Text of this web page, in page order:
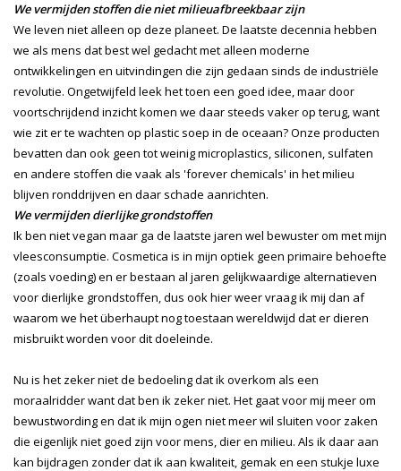
We vermijden stoffen die niet milieuafbreekbaar zijn
We leven niet alleen op deze planeet. De laatste decennia hebben
we als mens dat best wel gedacht met alleen moderne
ontwikkelingen en uitvindingen die zijn gedaan sinds de industriële
revolutie. Ongetwijfeld leek het toen een goed idee, maar door
voortschrijdend inzicht komen we daar steeds vaker op terug, want
wie zit er te wachten op plastic soep in de oceaan? Onze producten
bevatten dan ook geen tot weinig microplastics, siliconen, sulfaten
en andere stoffen die vaak als 'forever chemicals' in het milieu
blijven ronddrijven en daar schade aanrichten.
We vermijden dierlijke grondstoffen
Ik ben niet vegan maar ga de laatste jaren wel bewuster om met mijn
vleesconsumptie. Cosmetica is in mijn optiek geen primaire behoefte
(zoals voeding) en er bestaan al jaren gelijkwaardige alternatieven
voor dierlijke grondstoffen, dus ook hier weer vraag ik mij dan af
waarom we het überhaupt nog toestaan wereldwijd dat er dieren
misbruikt worden voor dit doeleinde.
Nu is het zeker niet de bedoeling dat ik overkom als een
moraalridder want dat ben ik zeker niet. Het gaat voor mij meer om
bewustwording en dat ik mijn ogen niet meer wil sluiten voor zaken
die eigenlijk niet goed zijn voor mens, dier en milieu. Als ik daar aan
kan bijdragen zonder dat ik aan kwaliteit, gemak en een stukje luxe